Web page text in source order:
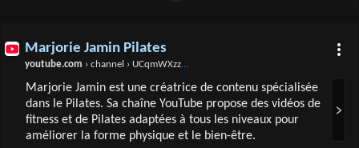
Marjorie Jamin Pilates
youtube.com › channel › UCqmWXzzY2GMuaK36dk6BRkg
Marjorie Jamin est une créatrice de contenu spécialisée
dans le Pilates. Sa chaîne YouTube propose des vidéos de
fitness et de Pilates adaptées à tous les niveaux pour
améliorer la forme physique et le bien-être.